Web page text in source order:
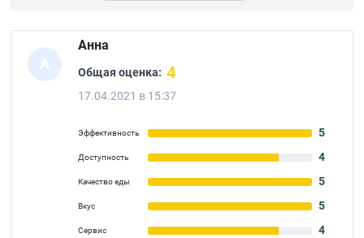
А
Анна
Общая оценка: 4
17.04.2021 в 15:37
Эффективность 5
Доступность 4
Качество еды 5
Вкус 5
Сервис 4